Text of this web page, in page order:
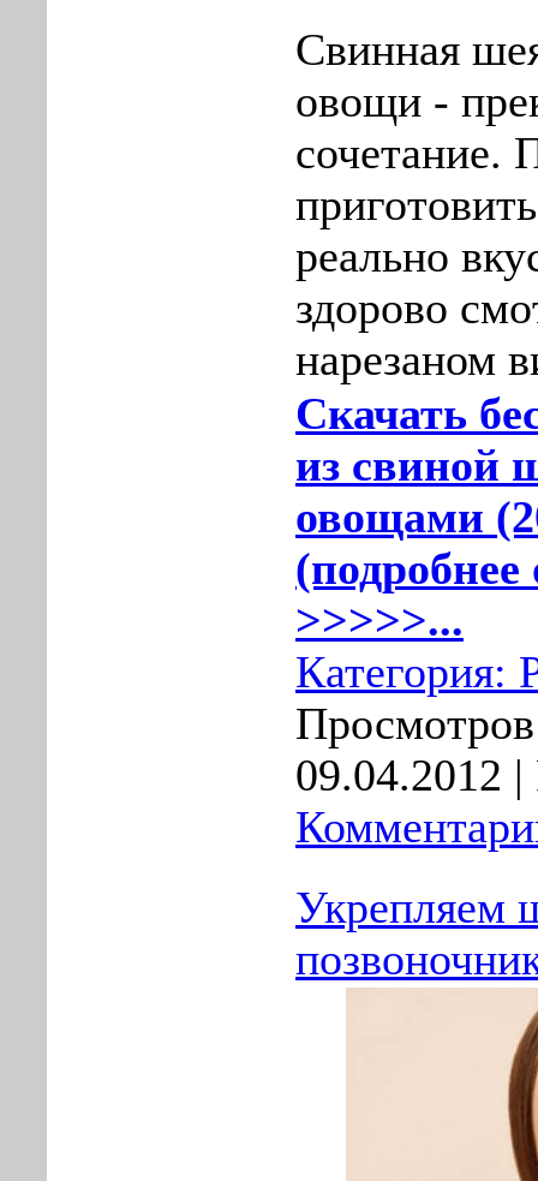
Свинная
овощи -
сочетание.
реально
здорово
нарезаном
Скачать
из свиной
овощами
(подробнее
>>>>>...
Категория:
09.04.2012 |
Укрепляем